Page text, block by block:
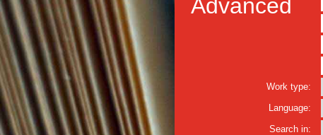
Advanced
Work type:
Language:
Search in: